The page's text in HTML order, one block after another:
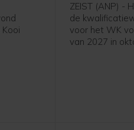
ZEIST (ANP) -
de
voor het WK
van 2027 in